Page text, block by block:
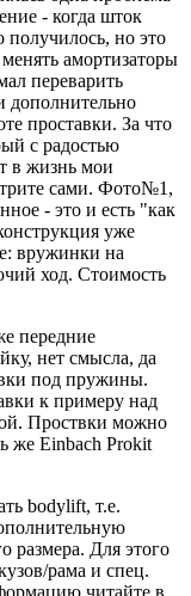
- когда шток
но это
амортизаторы
переварить
дополнительно
проставки. За что
с радостью
в жизнь мои
сами. Фото№1,
- это и есть "как
уже
вружинки на
ход. Стоимость
передние
нет смысла, да
под пружины.
к примеру над
Проствки можно
же Einbach Prokit
bodylift, т.е.
размера. Для этого
рама и спец.
читайте в